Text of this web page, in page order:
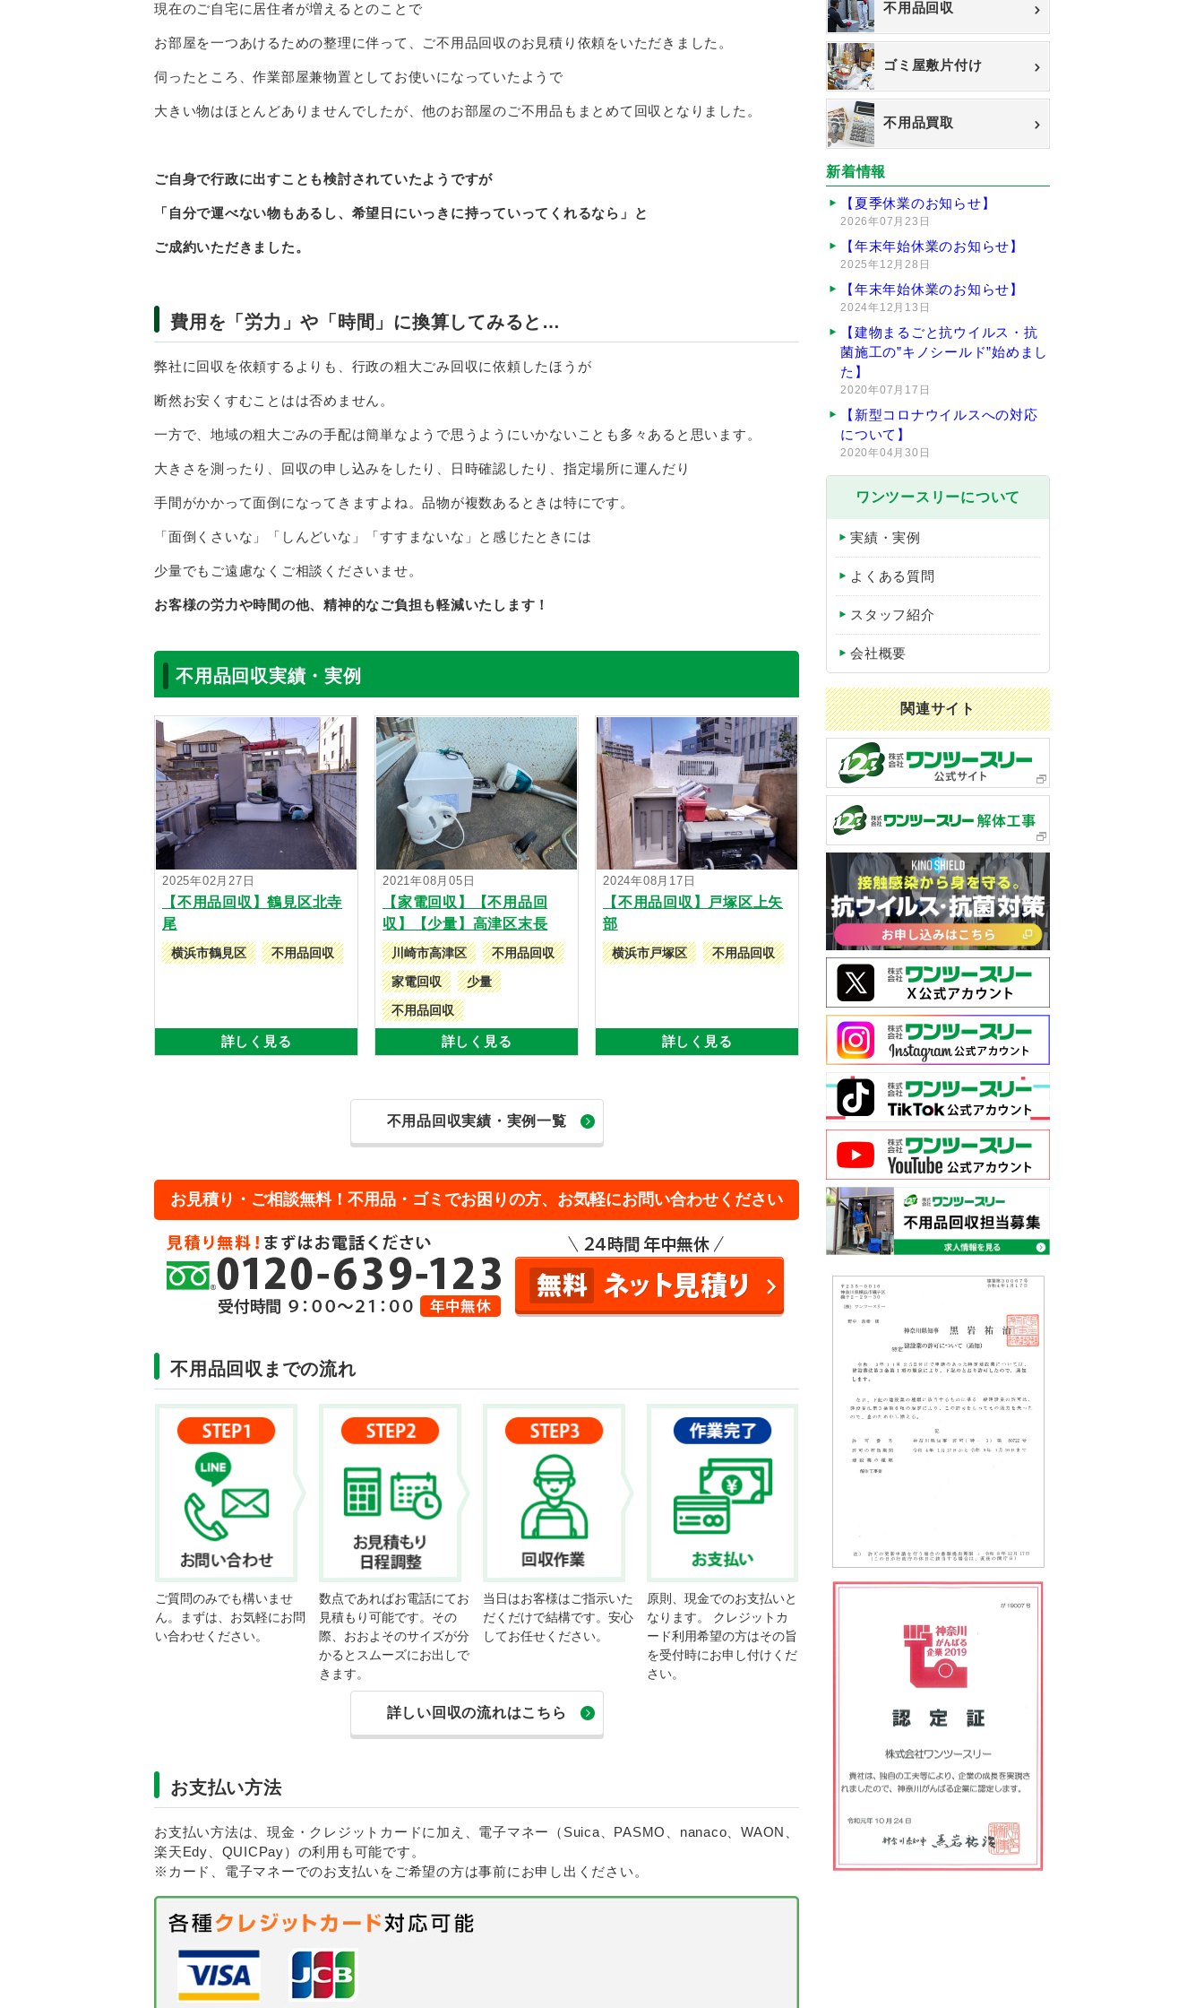
現在のご自宅に居住者が増えるとのことで
お部屋を一つあけるための整理に伴って、ご不用品回収のお見積り依頼をいただきました。
伺ったところ、作業部屋兼物置としてお使いになっていたようで
大きい物はほとんどありませんでしたが、他のお部屋のご不用品もまとめて回収となりました。
ご自身で行政に出すことも検討されていたようですが
「自分で運べない物もあるし、希望日にいっきに持っていってくれるなら」と
ご成約いただきました。
費用を「労力」や「時間」に換算してみると…
弊社に回収を依頼するよりも、行政の粗大ごみ回収に依頼したほうが
断然お安くすむことはは否めません。
一方で、地域の粗大ごみの手配は簡単なようで思うようにいかないことも多々あると思います。
大きさを測ったり、回収の申し込みをしたり、日時確認したり、指定場所に運んだり
手間がかかって面倒になってきますよね。品物が複数あるときは特にです。
「面倒くさいな」「しんどいな」「すすまないな」と感じたときには
少量でもご遠慮なくご相談くださいませ。
お客様の労力や時間の他、精神的なご負担も軽減いたします！
不用品回収実績・実例
2025年02月27日
【不用品回収】鶴見区北寺
尾
横浜市鶴見区 不用品回収
詳しく見る
2021年08月05日
【家電回収】【不用品回
収】【少量】高津区末長
川崎市高津区
不用品回収
家電回収
少量
不用品回収
詳しく見る
2024年08月17日
【不用品回収】戸塚区上矢
部
横浜市戸塚区 不用品回収
詳しく見る
不用品回収実績・実例一覧
お見積り・ご相談無料！不用品・ゴミでお困りの方、お気軽にお問い合わせください
不用品回収までの流れ
ご質問のみでも構いませ
ん。まずは、お気軽にお問
い合わせください。
数点であればお電話にてお
見積もり可能です。その
際、おおよそのサイズが分
かるとスムーズにお出しで
きます。
当日はお客様はご指示いた
だくだけで結構です。安心
してお任せください。
原則、現金でのお支払いと
なります。 クレジットカ
ード利用希望の方はその旨
を受付時にお申し付けくだ
さい。
詳しい回収の流れはこちら
お支払い方法
お支払い方法は、現金・クレジットカードに加え、電子マネー（Suica、PASMO、nanaco、WAON、
楽天Edy、QUICPay）の利用も可能です。
※カード、電子マネーでのお支払いをご希望の方は事前にお申し出ください。
不用品回収
ゴミ屋敷片付け
不用品買取
新着情報
【夏季休業のお知らせ】
2026年07月23日
【年末年始休業のお知らせ】
2025年12月28日
【年末年始休業のお知らせ】
2024年12月13日
【建物まるごと抗ウイルス・抗
菌施工の”キノシールド”始めまし
た】
2020年07月17日
【新型コロナウイルスへの対応
について】
2020年04月30日
ワンツースリーについて
実績・実例
よくある質問
スタッフ紹介
会社概要
関連サイト